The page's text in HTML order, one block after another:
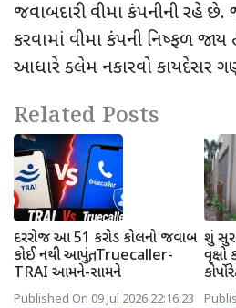
જવાબદારી વીમા કંપનીની રહે
કરવામાં વીમા કંપની નિષ્ફળ જાય
આધારે ક્લેમ નકારવો કાયદેસર
Related Posts
દરરોજ આ 51 કરોડ કોલનો જવાબ
કોઈ નથી આપતું, Truecaller-
TRAI આમને-સામને
Published On 09 Jul 2026 22:16:23
શું
વૃક્ષો